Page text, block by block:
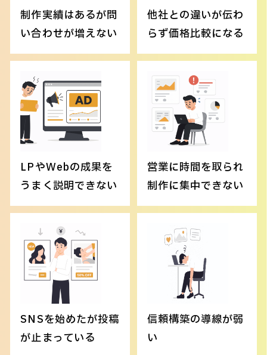
制作実績はあるが問
い合わせが増えない
他社との違いが伝わ
らず価格比較になる
LPやWebの成果を
うまく説明できない
営業に時間を取られ
制作に集中できない
SNSを始めたが投稿
が止まっている
信頼構築の導線が弱
い